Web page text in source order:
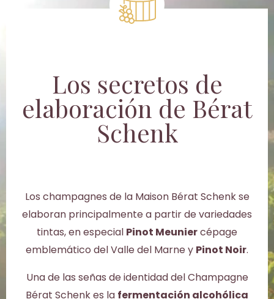
Los secretos de
elaboración de Bérat
Schenk
Los champagnes de la Maison Bérat Schenk se
elaboran principalmente a partir de variedades
tintas, en especial Pinot Meuniercépage
emblemático del Valle del Marne y Pinot Noir.
Una de las señas de identidad del Champagne
Bérat Schenk es la fermentación alcohólica